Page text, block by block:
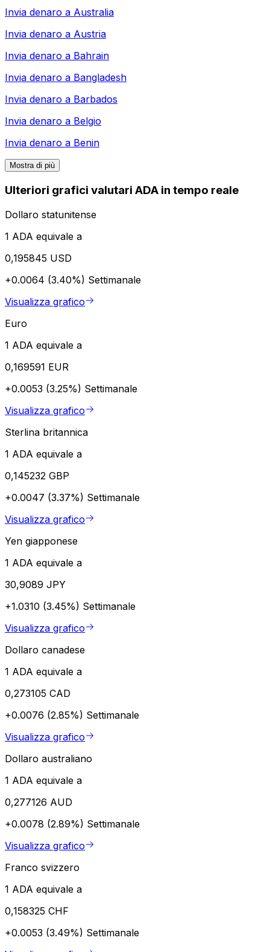
Invia denaro a Australia
Invia denaro a Austria
Invia denaro a Bahrain
Invia denaro a Bangladesh
Invia denaro a Barbados
Invia denaro a Belgio
Invia denaro a Benin
Mostra di più
Ulteriori grafici valutari ADA in tempo reale
Dollaro statunitense
1 ADA equivale a
0,195845 USD
+0.0064 (3.40%) Settimanale
Visualizza grafico
Euro
1 ADA equivale a
0,169591 EUR
+0.0053 (3.25%) Settimanale
Visualizza grafico
Sterlina britannica
1 ADA equivale a
0,145232 GBP
+0.0047 (3.37%) Settimanale
Visualizza grafico
Yen giapponese
1 ADA equivale a
30,9089 JPY
+1.0310 (3.45%) Settimanale
Visualizza grafico
Dollaro canadese
1 ADA equivale a
0,273105 CAD
+0.0076 (2.85%) Settimanale
Visualizza grafico
Dollaro australiano
1 ADA equivale a
0,277126 AUD
+0.0078 (2.89%) Settimanale
Visualizza grafico
Franco svizzero
1 ADA equivale a
0,158325 CHF
+0.0053 (3.49%) Settimanale